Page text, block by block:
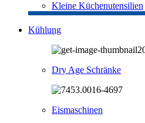
Kleine Küchenutensilien
Kühlung
Dry Age Schränke
Eismaschinen